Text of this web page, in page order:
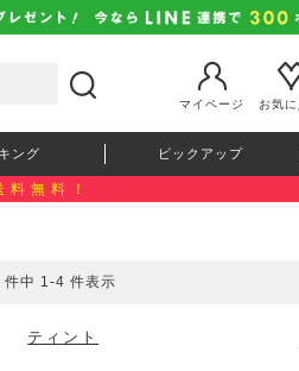
マイページ
お気に
ング ピックアップ
料無料！
件中 1-4 件表示
ティント